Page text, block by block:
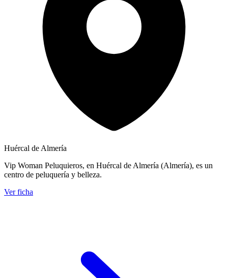
Huércal de Almería
Vip Woman Peluquieros, en Huércal de Almería (Almería), es un
centro de peluquería y belleza.
Ver ficha